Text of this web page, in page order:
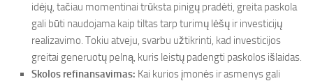
idėjų, tačiau momentinai trūksta pinigų pradėti, greita paskola
gali būti naudojama kaip tiltas tarp turimų lėšų ir investicijų
realizavimo. Tokiu atveju, svarbu užtikrinti, kad investicijos
greitai generuotų pelną, kuris leistų padengti paskolos išlaidas.
Skolos refinansavimas: Kai kurios įmonės ir asmenys gali